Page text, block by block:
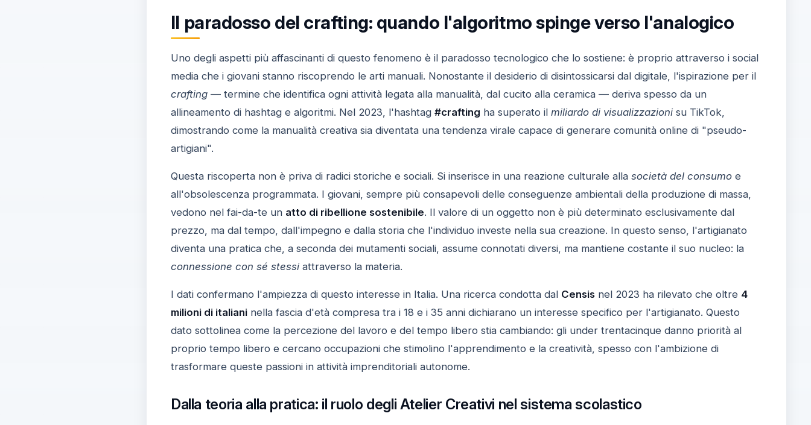
Il paradosso del crafting: quando l'algoritmo spinge verso l'analogico
Uno degli aspetti più affascinanti di questo fenomeno è il paradosso tecnologico che lo sostiene: è proprio attraverso i social
media che i giovani stanno riscoprendo le arti manuali. Nonostante il desiderio di disintossicarsi dal digitale, l'ispirazione per il
crafting— termine che identifica ogni attività legata alla manualità, dal cucito alla ceramica — deriva spesso da un
allineamento di hashtag e algoritmi. Nel 2023, l'hashtag #crafting ha superato il miliardo di visualizzazionisu TikTok,
dimostrando come la manualità creativa sia diventata una tendenza virale capace di generare comunità online di "pseudo-
artigiani".
Questa riscoperta non è priva di radici storiche e sociali. Si inserisce in una reazione culturale alla società del consumoe
all'obsolescenza programmata. I giovani, sempre più consapevoli delle conseguenze ambientali della produzione di massa,
vedono nel fai-da-te un atto di ribellione sostenibile. Il valore di un oggetto non è più determinato esclusivamente dal
prezzo, ma dal tempo, dall'impegno e dalla storia che l'individuo investe nella sua creazione. In questo senso, l'artigianato
diventa una pratica che, a seconda dei mutamenti sociali, assume connotati diversi, ma mantiene costante il suo nucleo: la
connessione con sé stessiattraverso la materia.
I dati confermano l'ampiezza di questo interesse in Italia. Una ricerca condotta dal Censisnel 2023 ha rilevato che oltre 4
milioni di italianinella fascia d'età compresa tra i 18 e i 35 anni dichiarano un interesse specifico per l'artigianato. Questo
dato sottolinea come la percezione del lavoro e del tempo libero stia cambiando: gli under trentacinque danno priorità al
proprio tempo libero e cercano occupazioni che stimolino l'apprendimento e la creatività, spesso con l'ambizione di
trasformare queste passioni in attività imprenditoriali autonome.
Dalla teoria alla pratica: il ruolo degli Atelier Creativi nel sistema scolastico